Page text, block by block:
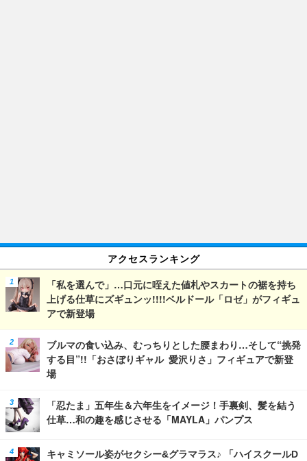
アクセスランキング
「私を選んで」…口元に咥えた値札やスカートの裾を持ち
上げる仕草にズギュンッ!!!!ベルドール「ロゼ」がフィギュ
アで新登場
ブルマの食い込み、むっちりとした腰まわり…そして“挑発
する目”!!「おさぼりギャル 愛沢りさ」フィギュアで新登
場
「忍たま」五年生＆六年生をイメージ！手裏剣、髪を結う
仕草…和の趣を感じさせる「MAYLA」パンプス
キャミソール姿がセクシー&グラマラス♪ 「ハイスクールD